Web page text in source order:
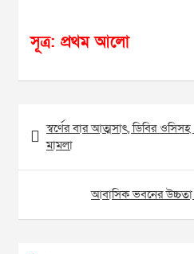
সূত্র: প্রথম আলো
navigation
স্বর্ণের বার আত্মসাৎ, ডিবির
মামলা
আবাসিক ভবনের উচ্চতা